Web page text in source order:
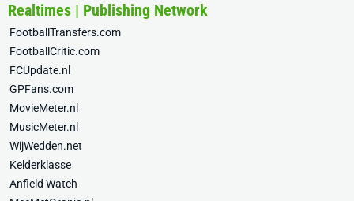
Realtimes | Publishing Network
FootballTransfers.com
FootballCritic.com
FCUpdate.nl
GPFans.com
MovieMeter.nl
MusicMeter.nl
WijWedden.net
Kelderklasse
Anfield Watch